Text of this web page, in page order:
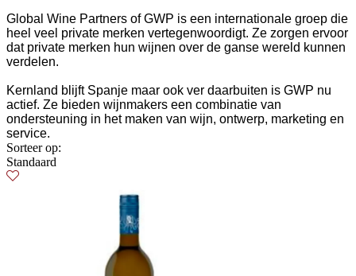
Global Wine Partners of GWP is een internationale groep die
heel veel private merken vertegenwoordigt. Ze zorgen ervoor
dat private merken hun wijnen over de ganse wereld kunnen
verdelen.
Kernland blijft Spanje maar ook ver daarbuiten is GWP nu
actief. Ze bieden wijnmakers een combinatie van
ondersteuning in het maken van wijn, ontwerp, marketing en
service.
Sorteer op:
Standaard